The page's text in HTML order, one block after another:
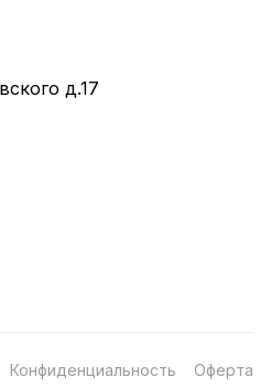
д.17
Конфиденциальность Оферта